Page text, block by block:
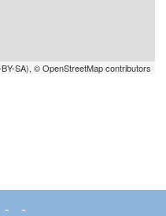
SA), © OpenStreetMap contributors